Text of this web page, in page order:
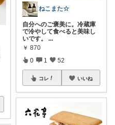
ねこまた☆
自分へのご褒美に。冷蔵庫
で冷やして食べると美味し
いです。...
￥ 870
0 1 52
コレ いいね